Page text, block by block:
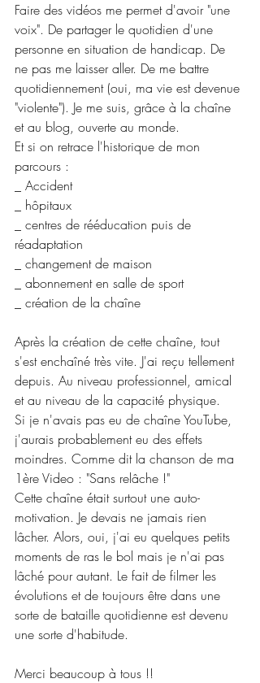
Faire des vidéos me permet d'avoir "une
voix". De partager le quotidien d'une
personne en situation de handicap. De
ne pas me laisser aller. De me battre
quotidiennement (oui, ma vie est devenue
"violente"). Je me suis, grâce à la chaîne
et au blog, ouverte au monde.
Et si on retrace l'historique de mon
parcours :
_ Accident
_ hôpitaux
_ centres de rééducation puis de
réadaptation
_ changement de maison
_ abonnement en salle de sport
_ création de la chaîne
Après la création de cette chaîne, tout
s'est enchaîné très vite. J'ai reçu tellement
depuis. Au niveau professionnel, amical
et au niveau de la capacité physique.
Si je n'avais pas eu de chaîne YouTube,
j'aurais probablement eu des effets
moindres. Comme dit la chanson de ma
1ère Video : "Sans relâche !"
Cette chaîne était surtout une auto-
motivation. Je devais ne jamais rien
lâcher. Alors, oui, j'ai eu quelques petits
moments de ras le bol mais je n'ai pas
lâché pour autant. Le fait de filmer les
évolutions et de toujours être dans une
sorte de bataille quotidienne est devenu
une sorte d'habitude.
Merci beaucoup à tous !!